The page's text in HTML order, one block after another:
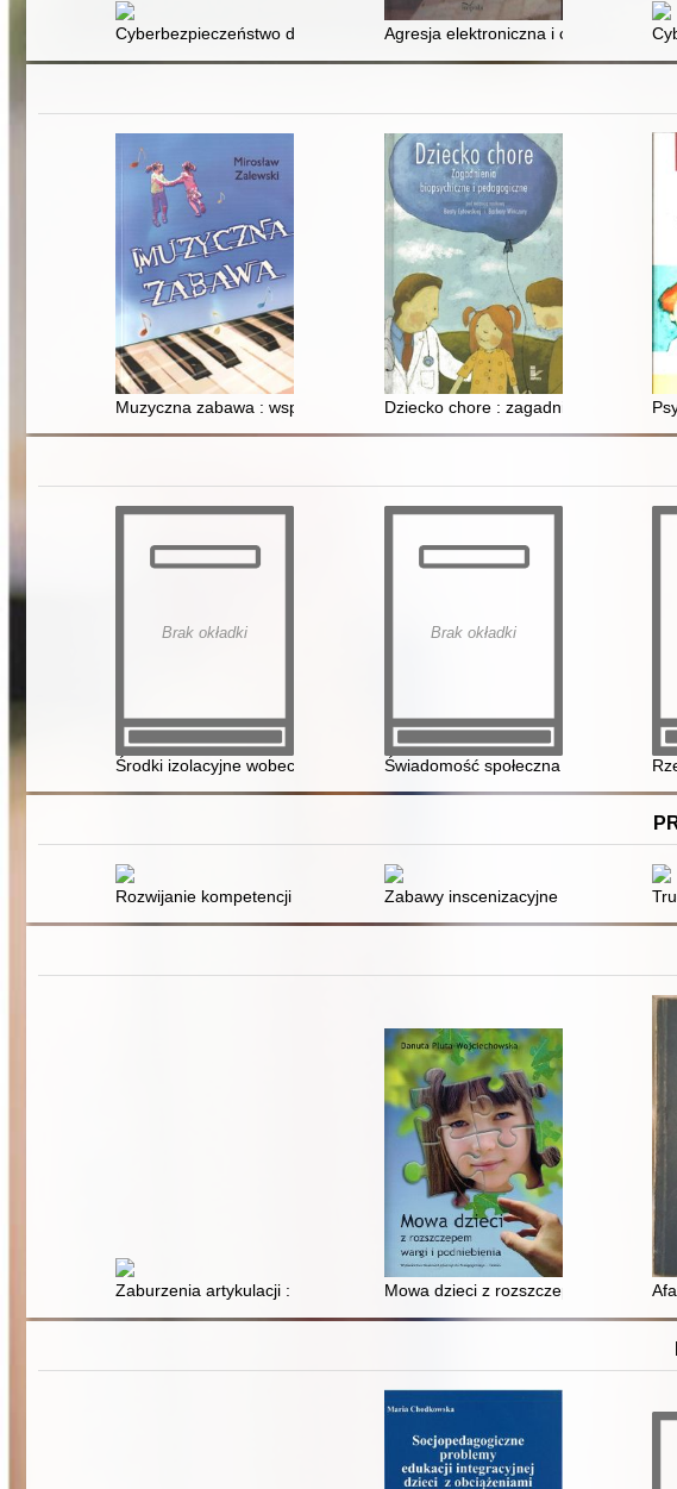
Cyberbezpieczeństwo dzieci i młodzieży : realny i wirtualny problem
Agresja elektroniczna i cyberbullying
Muzyczna zabawa : wspomaganie rozwoju osób z głęboką
Dziecko chore : zagadnienia
Brak okładki
Środki izolacyjne wobec sprawców przemocy w praktyce
Brak okładki
Świadomość społeczna w kwestii
Rozwijanie kompetencji kluczowych uczniów w procesie edukacji
Zabawy inscenizacyjne o tematyce
Zaburzenia artykulacji : teoria i praktykaMowa dzieci z rozszczepem wargi i